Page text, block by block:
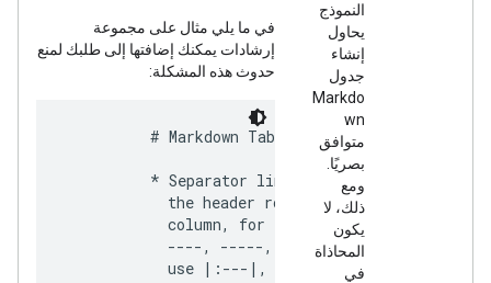
النموذج
يحاول
إنشاء
جدول
Markdo
wn
متوافق
بصريًا.
ومع
ذلك، لا
يكون
المحاذاة
في
في ما يلي مثال على مجموعة
إرشادات يمكنك إضافتها إلى طلبك لمنع
حدوث هذه المشكلة:
          # Markdown Table Format
* Separator line: Markdown tables
the header row. The separator line
column, for example: |---|---|---|.
----, -----, ------ can result in
use |:---|, |---:|, or |---| in